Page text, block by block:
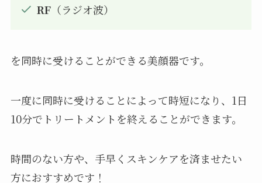
RF（ラジオ波）
を同時に受けることができる美顔器です。
一度に同時に受けることによって時短になり、1日
10分でトリートメントを終えることができます。
時間のない方や、手早くスキンケアを済ませたい
方におすすめです！